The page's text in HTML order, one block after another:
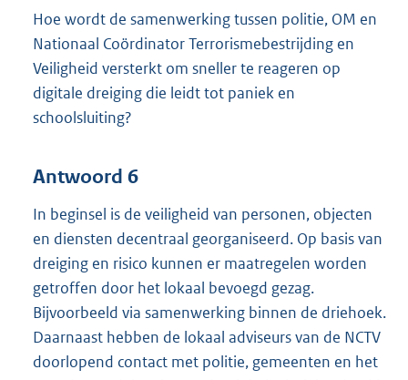
Hoe wordt de samenwerking tussen politie, OM en
Nationaal Coördinator Terrorismebestrijding en
Veiligheid versterkt om sneller te reageren op
digitale dreiging die leidt tot paniek en
schoolsluiting?
Antwoord 6
In beginsel is de veiligheid van personen, objecten
en diensten decentraal georganiseerd. Op basis van
dreiging en risico kunnen er maatregelen worden
getroffen door het lokaal bevoegd gezag.
Bijvoorbeeld via samenwerking binnen de driehoek.
Daarnaast hebben de lokaal adviseurs van de NCTV
doorlopend contact met politie, gemeenten en het